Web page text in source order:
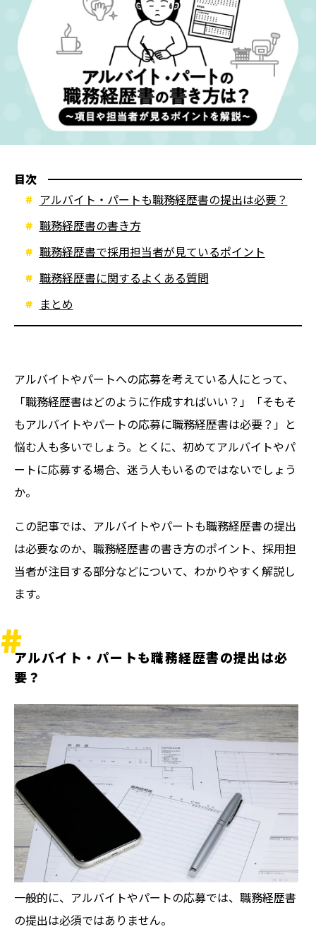
目次
アルバイト・パートも職務経歴書の提出は必要？
職務経歴書の書き方
職務経歴書で採用担当者が見ているポイント
職務経歴書に関するよくある質問
まとめ
アルバイトやパートへの応募を考えている人にとって、
「職務経歴書はどのように作成すればいい？」「そもそ
もアルバイトやパートの応募に職務経歴書は必要？」と
悩む人も多いでしょう。とくに、初めてアルバイトやパ
ートに応募する場合、迷う人もいるのではないでしょう
か。
この記事では、アルバイトやパートも職務経歴書の提出
は必要なのか、職務経歴書の書き方のポイント、採用担
当者が注目する部分などについて、わかりやすく解説し
ます。
アルバイト・パートも職務経歴書の提出は必
要？
一般的に、アルバイトやパートの応募では、職務経歴書
の提出は必須ではありません。